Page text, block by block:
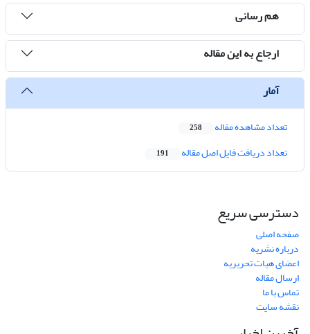
هم رسانی
ارجاع به این مقاله
آمار
تعداد مشاهده مقاله 258
تعداد دریافت فایل اصل مقاله 191
دسترسی سریع
صفحه اصلی
درباره نشریه
اعضای هیات تحریریه
ارسال مقاله
تماس با ما
نقشه سایت